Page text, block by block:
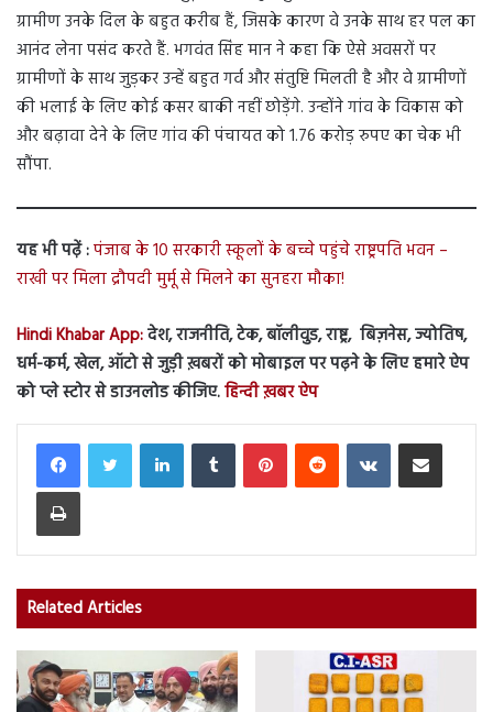
ग्रामीण उनके दिल के बहुत करीब हैं, जिसके कारण वे उनके साथ हर पल का
आनंद लेना पसंद करते हैं. भगवंत सिंह मान ने कहा कि ऐसे अवसरों पर
ग्रामीणों के साथ जुड़कर उन्हें बहुत गर्व और संतुष्टि मिलती है और वे ग्रामीणों
की भलाई के लिए कोई कसर बाकी नहीं छोड़ेंगे. उन्होंने गांव के विकास को
और बढ़ावा देने के लिए गांव की पंचायत को 1.76 करोड़ रुपए का चेक भी
सौंपा.
यह भी पढ़ें :पंजाब के 10 सरकारी स्कूलों के बच्चे पहुंचे राष्ट्रपति भवन –
राखी पर मिला द्रौपदी मुर्मू से मिलने का सुनहरा मौका!
Hindi Khabar App:देश, राजनीति, टेक, बॉलीवुड, राष्ट्र, बिज़नेस, ज्योतिष,
धर्म-कर्म, खेल, ऑटो से जुड़ी ख़बरों को मोबाइल पर पढ़ने के लिए हमारे ऐप
को प्ले स्टोर से डाउनलोड कीजिए.हिन्दी ख़बर ऐप
LinkedInTumblr PinterestReddit VKontakteShare via Email
Print
Related Articles